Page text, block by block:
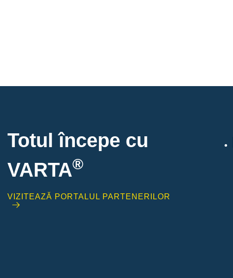
Totul începe cu
VARTA®
VIZITEAZĂ PORTALUL PARTENERILOR